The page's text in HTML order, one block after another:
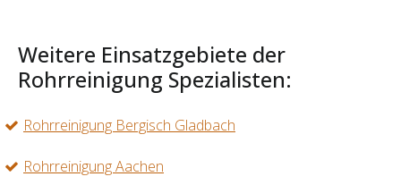
Weitere Einsatzgebiete der
Rohrreinigung Spezialisten:
Rohrreinigung Bergisch Gladbach
Rohrreinigung Aachen